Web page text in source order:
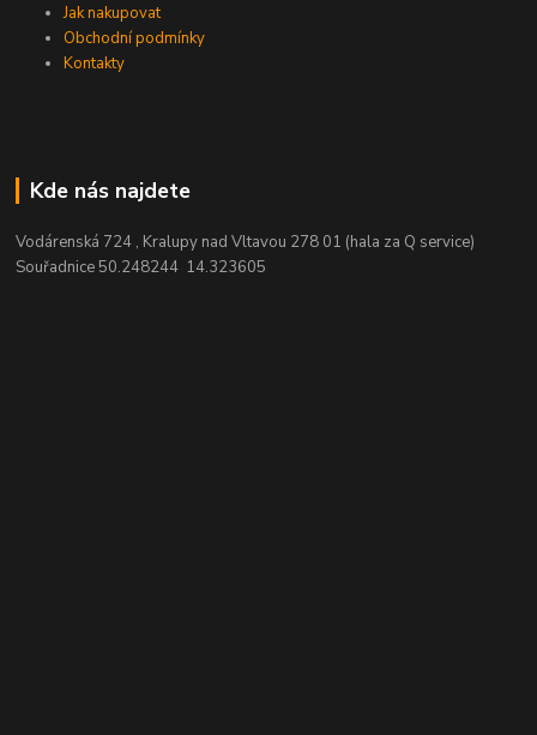
Jak nakupovat
Obchodní podmínky
Kontakty
Kde nás najdete
Vodárenská 724 , Kralupy nad Vltavou 278 01 (hala za Q service)
Souřadnice 50.248244 14.323605